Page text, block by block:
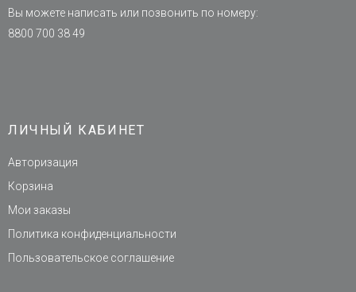
Вы можете написать или позвонить по номеру:
8800 700 38 49
ЛИЧНЫЙ КАБИНЕТ
Авторизация
Корзина
Мои заказы
Политика конфиденциальности
Пользовательское соглашение